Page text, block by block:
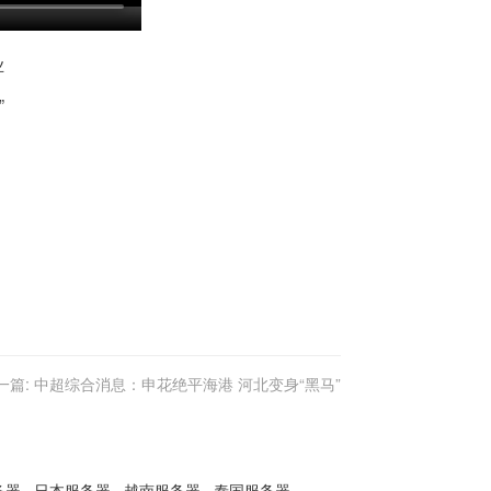
篇: 中超综合消息：申花绝平海港 河北变身“黑马”